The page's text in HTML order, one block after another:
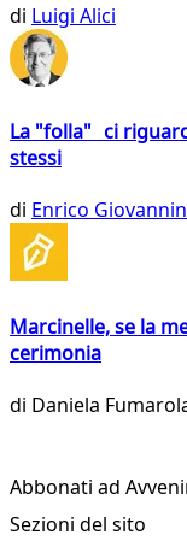
di Luigi Alici
La "folla" ci
stessi
di Enrico
Marcinelle, se la
cerimonia
di Daniela
Abbonati ad
Sezioni del sito